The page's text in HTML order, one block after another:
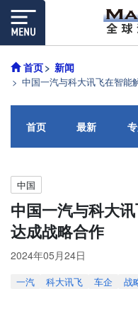
首页 新闻
中国一汽与科大讯飞在智能
首页 最新
中国
中国一汽与科大
达成战略合作
2024年05月24日
一汽 科大讯飞 车企 战